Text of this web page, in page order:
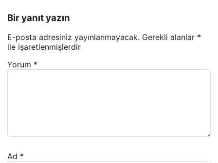
Bir yanıt yazın
E-posta adresiniz yayınlanmayacak. Gerekli alanlar *
ile işaretlenmişlerdir
Yorum *
Ad *